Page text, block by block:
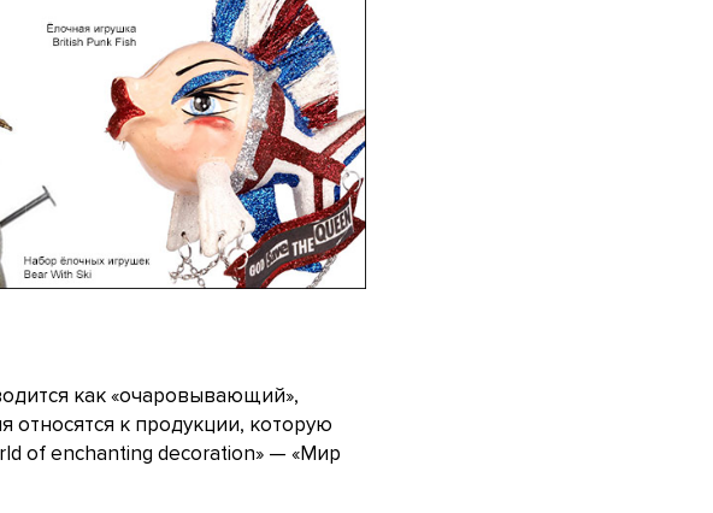
как «очаровывающий»,
относятся к продукции, которую
of enchanting decoration» — «Мир